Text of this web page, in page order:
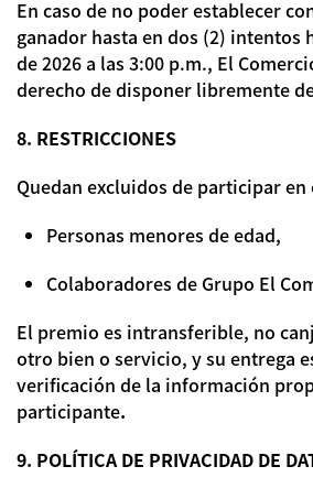
En caso de no poder establecer
ganador hasta en dos (2) intentos
de 2026 a las 3:00 p.m., El
derecho de disponer libremente
8. RESTRICCIONES
Quedan excluidos de participar en
Personas menores de edad,
Colaboradores de Grupo El
El premio es intransferible, no
otro bien o servicio, y su entrega
verificación de la información
participante.
9. POLÍTICA DE PRIVACIDAD DE